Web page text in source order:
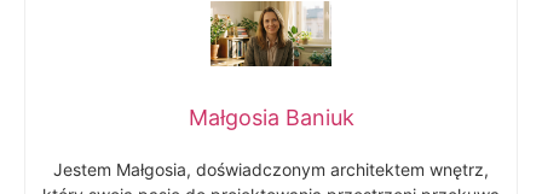
Małgosia Baniuk
Jestem Małgosia, doświadczonym architektem wnętrz,